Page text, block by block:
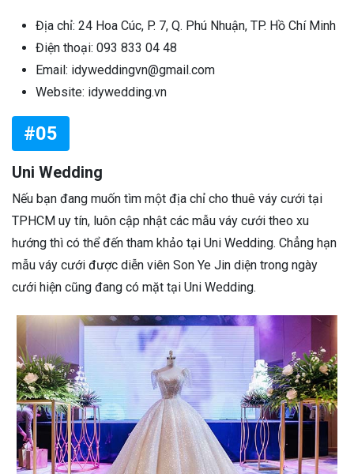
Địa chỉ: 24 Hoa Cúc, P. 7, Q. Phú Nhuận, TP. Hồ Chí Minh
Điện thoại: 093 833 04 48
Email: idyweddingvn@gmail.com
Website: idywedding.vn
#05
Uni Wedding
Nếu bạn đang muốn tìm một địa chỉ cho thuê váy cưới tại
TPHCM uy tín, luôn cập nhật các mẫu váy cưới theo xu
hướng thì có thể đến tham khảo tại Uni Wedding. Chẳng hạn
mẫu váy cưới được diễn viên Son Ye Jin diện trong ngày
cưới hiện cũng đang có mặt tại Uni Wedding.